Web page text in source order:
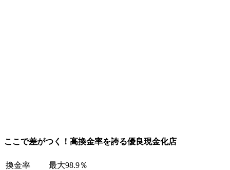
ここで差がつく！高換金率を誇る優良現金化店
換金率
最大98.9％